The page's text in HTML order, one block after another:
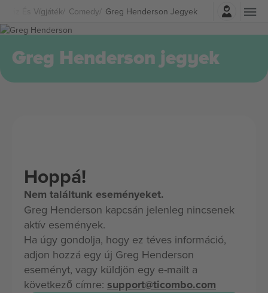
És Vígjáték Comedy Greg Henderson Jegyek
Belépés
Greg Henderson jegyek
Hoppá!
Nem találtunk eseményeket.
Greg Henderson kapcsán jelenleg nincsenek
aktív események.
Ha úgy gondolja, hogy ez téves információ,
adjon hozzá egy új Greg Henderson
eseményt, vagy küldjön egy e-mailt a
következő címre: support@ticombo.com